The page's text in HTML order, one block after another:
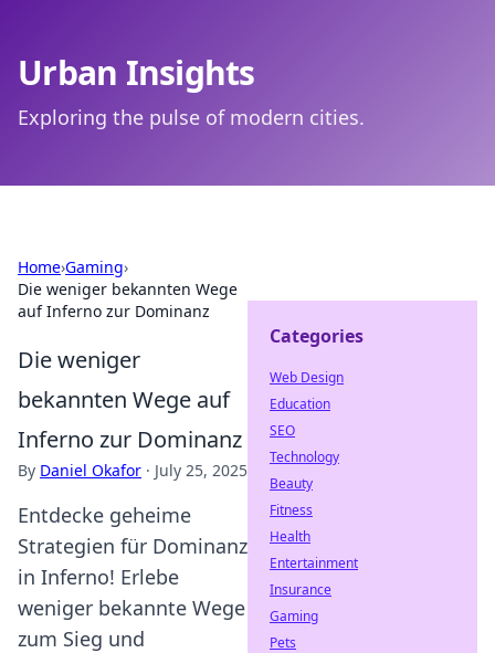
Urban Insights
Exploring the pulse of modern cities.
Home›Gaming›
Die weniger bekannten Wege
auf Inferno zur Dominanz
Die weniger
bekannten Wege auf
Inferno zur Dominanz
By Daniel Okafor · July 25, 2025
Entdecke geheime
Strategien für Dominanz
in Inferno! Erlebe
weniger bekannte Wege
zum Sieg und
Categories
Web Design
Education
SEO
Technology
Beauty
Fitness
Health
Entertainment
Insurance
Gaming
Pets